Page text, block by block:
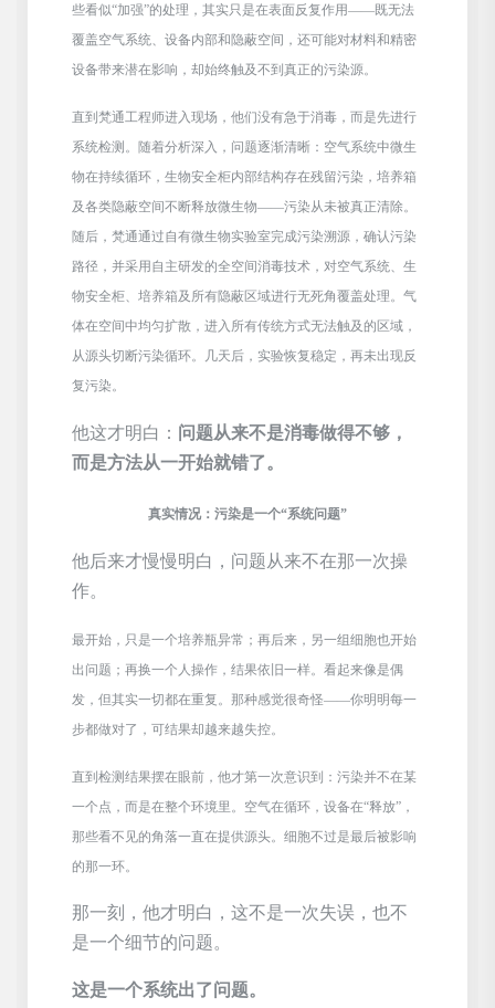
些看似“加强”的处理，其实只是在表面反复作用——既无法
覆盖空气系统、设备内部和隐蔽空间，还可能对材料和精密
设备带来潜在影响，却始终触及不到真正的污染源。
直到梵通工程师进入现场，他们没有急于消毒，而是先进行
系统检测。随着分析深入，问题逐渐清晰：空气系统中微生
物在持续循环，生物安全柜内部结构存在残留污染，培养箱
及各类隐蔽空间不断释放微生物——污染从未被真正清除。
随后，梵通通过自有微生物实验室完成污染溯源，确认污染
路径，并采用自主研发的全空间消毒技术，对空气系统、生
物安全柜、培养箱及所有隐蔽区域进行无死角覆盖处理。气
体在空间中均匀扩散，进入所有传统方式无法触及的区域，
从源头切断污染循环。几天后，实验恢复稳定，再未出现反
复污染。
他这才明白： 问题从来不是消毒做得不够，
而是方法从一开始就错了。
真实情况：污染是一个“系统问题”
他后来才慢慢明白，问题从来不在那一次操
作。
最开始，只是一个培养瓶异常；再后来，另一组细胞也开始
出问题；再换一个人操作，结果依旧一样。看起来像是偶
发，但其实一切都在重复。那种感觉很奇怪——你明明每一
步都做对了，可结果却越来越失控。
直到检测结果摆在眼前，他才第一次意识到：污染并不在某
一个点，而是在整个环境里。空气在循环，设备在“释放”，
那些看不见的角落一直在提供源头。细胞不过是最后被影响
的那一环。
那一刻，他才明白，这不是一次失误，也不
是一个细节的问题。
这是一个系统出了问题。